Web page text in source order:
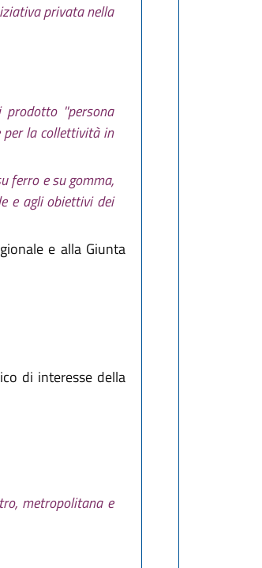
privata nella
''persona
per la collettività in
ferro e su gomma,
e agli obiettivi dei
e alla Giunta
di interesse della
metropolitana e